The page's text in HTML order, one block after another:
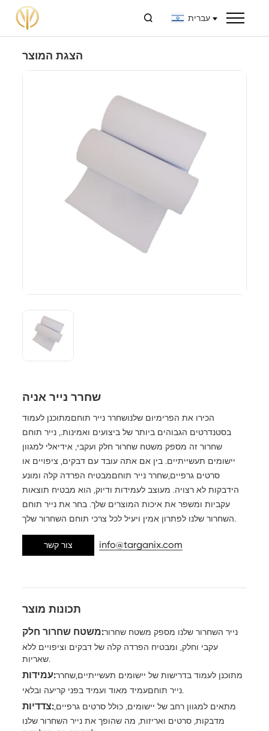
 עברית
הצגת המוצר
שחרר נייר אניה
הכירו את הפרימיום שלנושחרר נייר תוחםמתוכנן לעמוד
בסטנדרטים הגבוהים ביותר של ביצועים ואמינות., נייר תוחם
שחרור זה מספק משטח שחרור חלק ועקבי, אידיאלי למגוון
יישומים תעשייתיים. בין אם אתה עובד עם דבקים, ציפויים או
סרטים גרפיים,שחרר נייר תוחםמבטיח הפרדה קלה ומונע
הידבקות לא רצויה. מעוצב לעמידות ודיוק, הוא מבטיח תוצאות
עקביות ומשפר את איכות המוצרים שלך. בחר את נייר תוחם
השחרור שלנו לפתרון אמין ויעיל לכל צרכי תוחם השחרור שלך.
צור קשר info@targanix.com
תכונות מוצר
משטח שחרור חלק:נייר השחרור שלנו מספק משטח שחרור
עקבי וחלק, ומבטיח הפרדה קלה של דבקים וציפויים ללא
שאריות.
עמידות: מתוכנן לעמוד בדרישות של יישומים תעשייתיים,שחרר
נייר תוחםעמיד מאוד ועמיד בפני קריעה ובלאי.
צדדיות:מתאים למגוון רחב של יישומים, כולל סרטים גרפיים,
מדבקות, סרטים ואריזות, מה שהופך את נייר השחרור שלנו